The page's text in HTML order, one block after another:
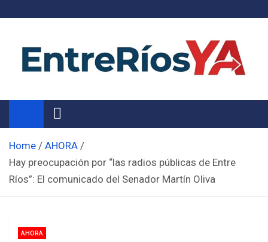
Noticias de Entre Ríos
Información de toda la provincia ahora
Home
AHORA
Hay preocupación por “las radios públicas de Entre
Ríos”: El comunicado del Senador Martín Oliva
AHORA